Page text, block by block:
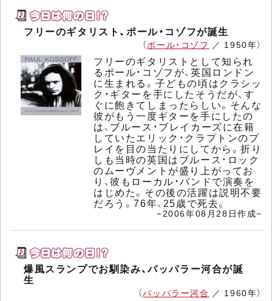
フリーのギタリスト、ポール・コゾフが誕生
（ポール・コゾフ ／ 1950年）
フリーのギタリストとして知られ
るポール・コゾフが、英国ロンドン
に生まれる。子どもの頃はクラシッ
ク・ギターを手にしたそうだが、す
ぐに飽きてしまったらしい。そんな
彼がもう一度ギターを手にしたの
は、ブルース・ブレイカーズに在籍
していたエリック・クラプトンのプ
レイを目の当たりにしてから。折り
しも当時の英国はブルース・ロック
のムーヴメントが盛り上がってお
り、彼もローカル・バンドで演奏を
はじめた。その後の活躍は説明不要
だろう。76年、25歳で死去。
−2006年08月28日作成−
爆風スランプでお馴染み、パッパラー河合が誕
生
（パッパラー河合 ／ 1960年）